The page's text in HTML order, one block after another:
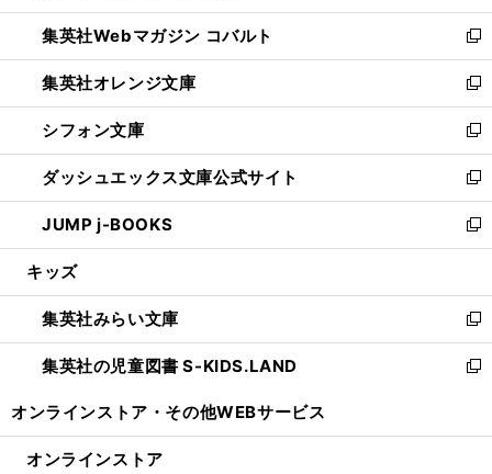
開
く
ウ
で
開
く
ン
ド
ウ
で
開
く
ウ
ィ
ン
ド
ウ
で
開
く
集英社Webマガジン コバルト
新
し
い
ウ
ィ
ン
ド
ウ
で
開
集英社オレンジ文庫
新
し
い
ウ
ィ
ン
ド
ウ
開
く
シフォン文庫
新
し
い
ウ
ィ
ン
ウ
で
開
く
ダッシュエックス文庫公式サイト
新
し
い
ウ
ン
ド
ウ
で
JUMP j-BOOKS
新
し
ウ
ィ
ン
ド
開
キッズ
集英社みらい文庫
新
し
い
ン
集英社の児童図書 S-KIDS.LAND
新
ウ
オンラインストア・ その他WEBサービス
オンラインストア